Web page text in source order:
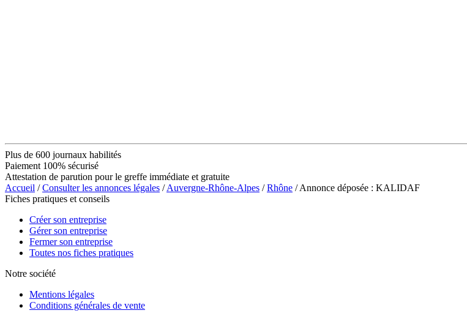
Plus de 600 journaux habilités
Paiement 100% sécurisé
Attestation de parution pour le greffe immédiate et gratuite
Accueil /Consulter les annonces légales /Auvergne-Rhône-Alpes /Rhône / Annonce déposée : KALIDAF
Fiches pratiques et conseils
Créer son entreprise
Gérer son entreprise
Fermer son entreprise
Toutes nos fiches pratiques
Notre société
Mentions légales
Conditions générales de vente